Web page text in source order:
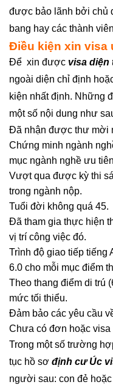
được bảo lãnh bởi chủ
bang hay các thành
Điều kiện xin visa
Để xin được visa diện
ngoài diện chỉ định
kiện nhất định. Những
một số nội dung như
Đã nhận được thư mời
Chứng minh ngành
mục ngành nghề ưu
Vượt qua được kỳ thi
trong ngành nộp.
Tuổi đời không quá 45.
Đã tham gia thực hiện
vị trí công việc đó.
Trình độ giao tiếp tiếng
6.0 cho mỗi mục điểm
Theo thang điểm di trú
mức tối thiểu.
Đảm bảo các yêu cầu
Chưa có đơn hoặc
Trong một số trường
tục hồ sơ định cư Úc
người sau: con đẻ